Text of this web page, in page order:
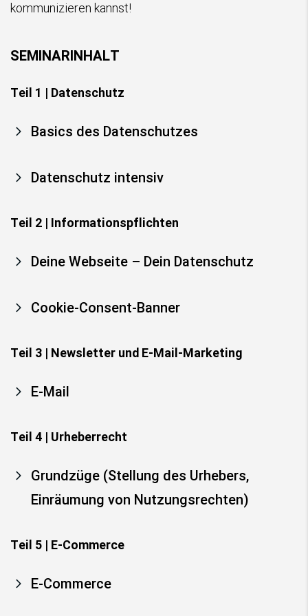
kommunizieren kannst!
SEMINARINHALT
Teil 1 | Datenschutz
Basics des Datenschutzes
Datenschutz intensiv
Teil 2 | Informationspflichten
Deine Webseite – Dein Datenschutz
Cookie-Consent-Banner
Teil 3 | Newsletter und E-Mail-Marketing
E-Mail
Teil 4 | Urheberrecht
Grundzüge (Stellung des Urhebers,
Einräumung von Nutzungsrechten)
Teil 5 | E-Commerce
E-Commerce